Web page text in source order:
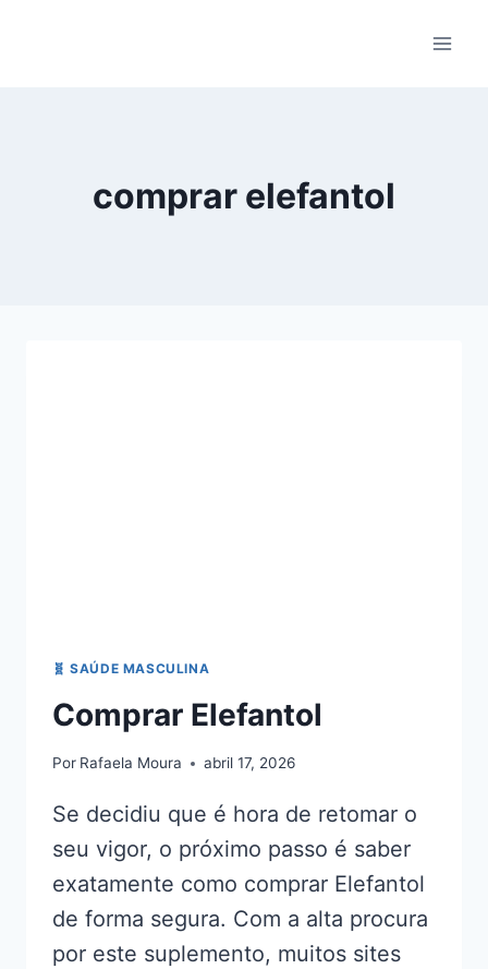
comprar elefantol
🧬 SAÚDE MASCULINA
Comprar Elefantol
Por Rafaela Moura abril 17, 2026
Se decidiu que é hora de retomar o
seu vigor, o próximo passo é saber
exatamente como comprar Elefantol
de forma segura. Com a alta procura
por este suplemento, muitos sites